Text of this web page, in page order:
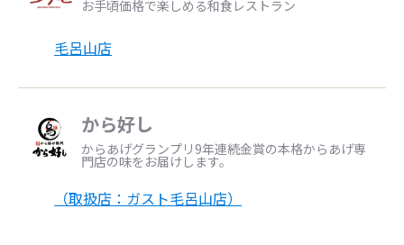
お手頃価格で楽しめる和食レストラン
毛呂山店
から好し
からあげグランプリ9年連続金賞の本格からあげ専
門店の味をお届けします。
（取扱店：ガスト毛呂山店）